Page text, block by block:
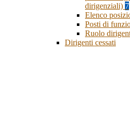
dirigenziali) 7
Elenco
Posti di
Ruolo
Dirigenti cessati